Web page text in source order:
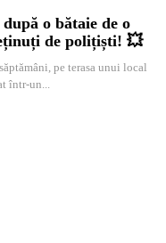
o bătaie de o
de polițiști! 💥
pe terasa unui local
într-un...